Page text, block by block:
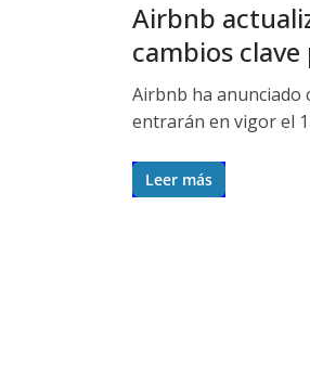
Airbnb
cambios
Airbnb ha anunciado
entrarán en vigor el
Leer más